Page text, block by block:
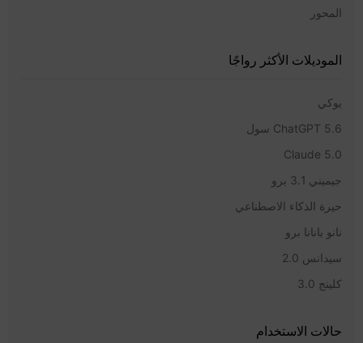
المحور
الموديلات الأكثر رواجًا
يوكي
ChatGPT 5.6 سول
Claude 5.0
جيميني 3.1 برو
حيرة الذكاء الاصطناعي
نانو بانانا برو
سيدانس 2.0
كلينج 3.0
حالات الاستخدام